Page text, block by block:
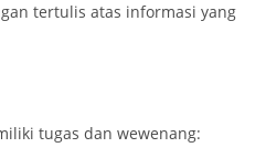
tertulis atas informasi yang
tugas dan wewenang: